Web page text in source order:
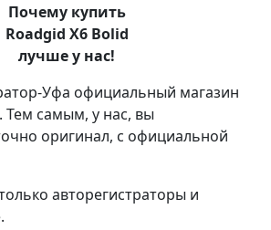
Почему купить
Roadgid X6 Bolid
лучше у нас!
Уфа официальный магазин
Тем самым, у нас, вы
оригинал, с официальной
авторегистраторы и